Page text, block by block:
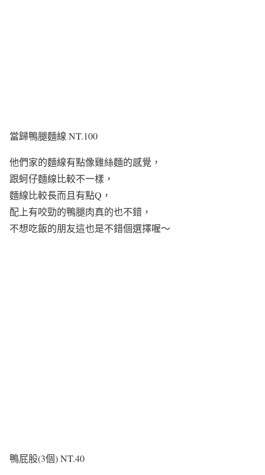
當歸鴨腿麵線 NT.100
他們家的麵線有點像雞絲麵的感覺，
跟蚵仔麵線比較不一樣，
麵線比較長而且有點Q，
配上有咬勁的鴨腿肉真的也不錯，
不想吃飯的朋友這也是不錯個選擇喔～
鴨屁股(3個) NT.40